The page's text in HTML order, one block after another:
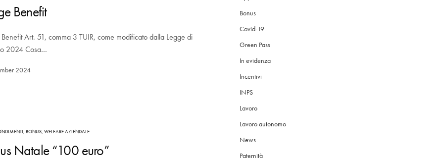
Benefit
Art. 51, comma 3 TUIR, come modificato dalla Legge di
2024 Cosa…
2024
, BONUS, WELFARE AZIENDALE
Natale “100 euro”
Bonus
Covid-19
Green Pass
In evidenza
Incentivi
INPS
Lavoro
Lavoro autonomo
News
Paternità